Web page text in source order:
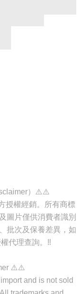
）⚠️⚠️
授權經銷。所有商標
圖片僅供消費者識別
批次及保養差異，如
代理查詢。‼️
⚠️⚠️
and is not sold